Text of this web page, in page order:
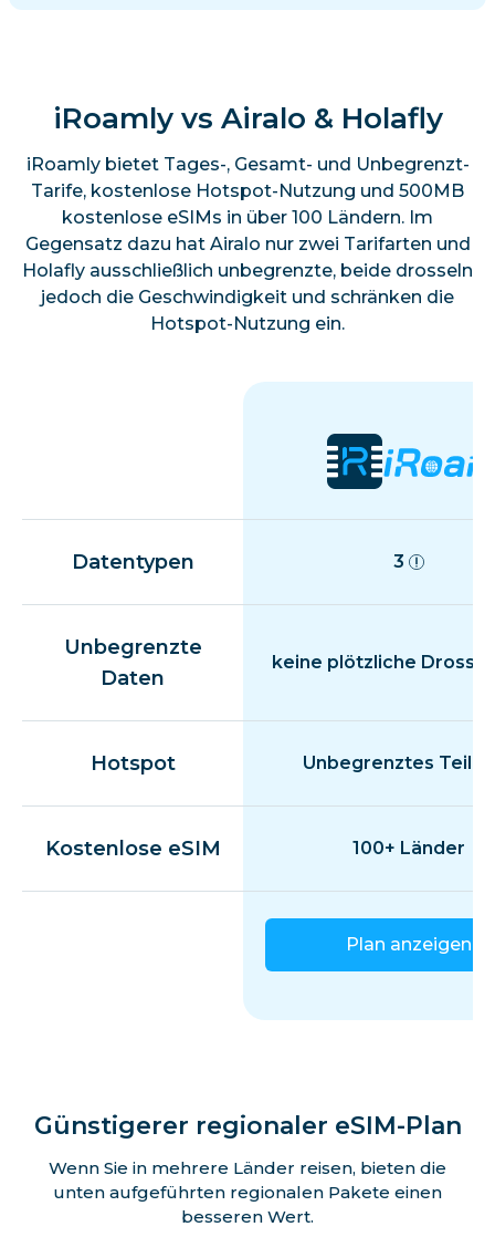
iRoamly vs Airalo & Holafly
iRoamly bietet Tages-, Gesamt- und Unbegrenzt-
Tarife, kostenlose Hotspot-Nutzung und 500MB
kostenlose eSIMs in über 100 Ländern. Im
Gegensatz dazu hat Airalo nur zwei Tarifarten und
Holafly ausschließlich unbegrenzte, beide drosseln
jedoch die Geschwindigkeit und schränken die
Hotspot-Nutzung ein.
Datentypen 3
Unbegrenzte
Daten
keine plötzliche
Hotspot Unbegrenztes Teilen
Kostenlose eSIM 100+ Länder
Plan anzeigen
Günstigerer regionaler eSIM-Plan
Wenn Sie in mehrere Länder reisen, bieten die
unten aufgeführten regionalen Pakete einen
besseren Wert.